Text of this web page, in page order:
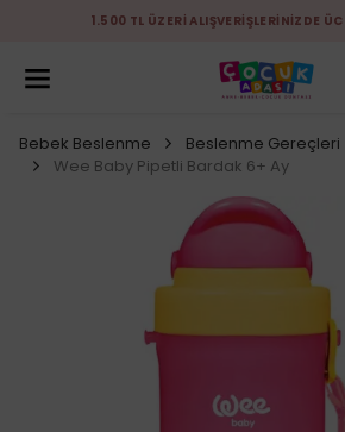
1.500 TL ÜZERİ ALIŞVERİŞLERİNİZDE
Bebek Beslenme
Beslenme Gereçleri
Wee Baby Pipetli Bardak 6+ Ay